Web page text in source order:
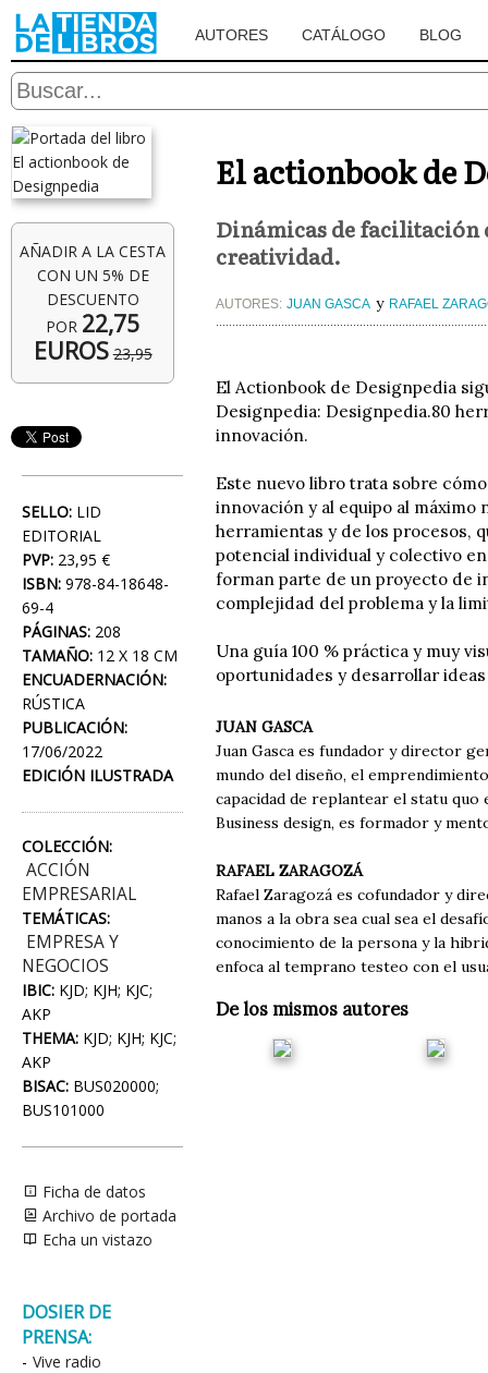
AUTORES CATÁLOGO BLOG
AÑADIR A LA CESTA
CON UN 5% DE
DESCUENTO
POR 22,75
EUROS 23,95
SELLO: LID
EDITORIAL
PVP: 23,95 €
ISBN: 978-84-18648-
69-4
PÁGINAS: 208
TAMAÑO: 12 X 18 CM
ENCUADERNACIÓN:
RÚSTICA
PUBLICACIÓN:
17/06/2022
EDICIÓN ILUSTRADA
COLECCIÓN:
ACCIÓN
EMPRESARIAL
TEMÁTICAS:
EMPRESA Y
NEGOCIOS
IBIC: KJD; KJH; KJC;
AKP
THEMA: KJD; KJH; KJC;
AKP
BISAC: BUS020000;
BUS101000
Ficha de datos
Archivo de portada
Echa un vistazo
DOSIER DE
PRENSA:
- Vive radio
El actionbook de
Dinámicas de facilitación
creatividad.
AUTORES: JUAN GASCA y RAFAEL
El Actionbook de Designpedia
Designpedia: Designpedia.80
innovación.
Este nuevo libro trata sobre
innovación y al equipo al
herramientas y de los procesos,
potencial individual y colectivo
forman parte de un proyecto de
complejidad del problema y la
Una guía 100 % práctica y muy
oportunidades y desarrollar
JUAN GASCA
Juan Gasca es fundador y director
mundo del diseño, el
capacidad de replantear el statu quo
Business design, es formador y
RAFAEL ZARAGOZÁ
Rafael Zaragozá es cofundador y
manos a la obra sea cual sea el
conocimiento de la persona y la
enfoca al temprano testeo con el
De los mismos autores